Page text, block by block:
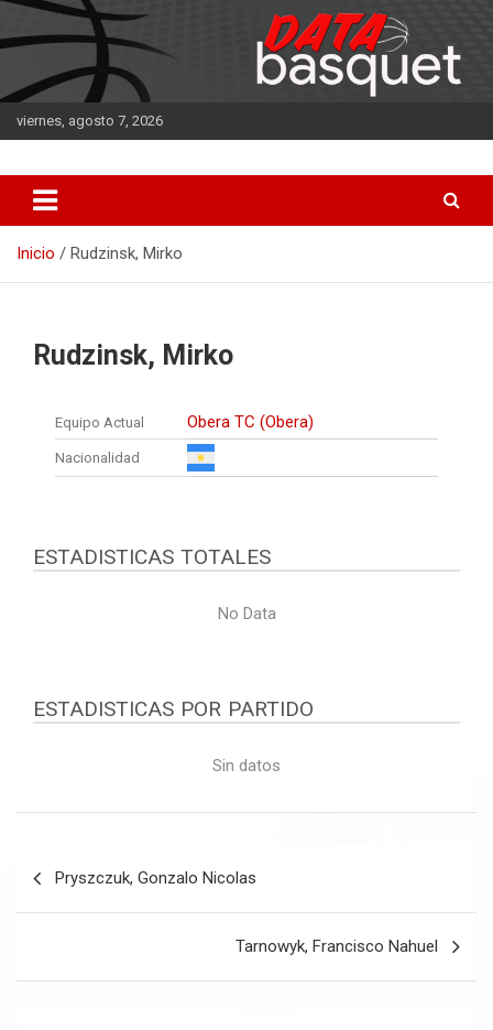
Saltar
al
contenido
viernes, agosto 7, 2026
DATA Basquet
Inicio Rudzinsk, Mirko
Rudzinsk, Mirko
Equipo Actual Obera TC (Obera)
Nacionalidad
ESTADISTICAS TOTALES
No Data
ESTADISTICAS POR PARTIDO
Sin datos
Pryszczuk, Gonzalo Nicolas
Tarnowyk, Francisco Nahuel